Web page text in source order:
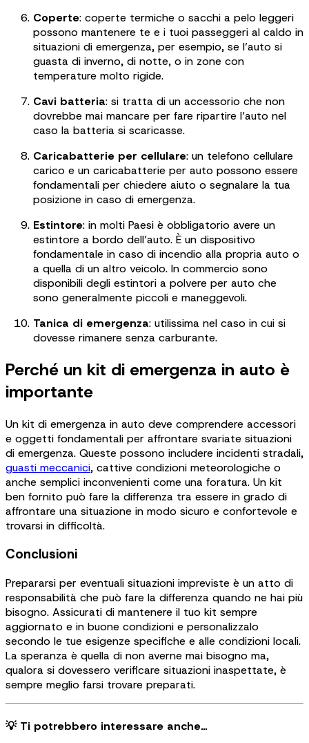
Coperte: coperte termiche o sacchi a pelo leggeri
possono mantenere te e i tuoi passeggeri al caldo in
situazioni di emergenza, per esempio, se l’auto si
guasta di inverno, di notte, o in zone con
temperature molto rigide.
Cavi batteria: si tratta di un accessorio che non
dovrebbe mai mancare per fare ripartire l’auto nel
caso la batteria si scaricasse.
Caricabatterie per cellulare: un telefono cellulare
carico e un caricabatterie per auto possono essere
fondamentali per chiedere aiuto o segnalare la tua
posizione in caso di emergenza.
Estintore: in molti Paesi è obbligatorio avere un
estintore a bordo dell’auto. È un dispositivo
fondamentale in caso di incendio alla propria auto o
a quella di un altro veicolo. In commercio sono
disponibili degli estintori a polvere per auto che
sono generalmente piccoli e maneggevoli.
Tanica di emergenza: utilissima nel caso in cui si
dovesse rimanere senza carburante.
Perché un kit di emergenza in auto è
importante
Un kit di emergenza in auto deve comprendere accessori
e oggetti fondamentali per affrontare svariate situazioni
di emergenza. Queste possono includere incidenti stradali,
guasti meccanici, cattive condizioni meteorologiche o
anche semplici inconvenienti come una foratura. Un kit
ben fornito può fare la differenza tra essere in grado di
affrontare una situazione in modo sicuro e confortevole e
trovarsi in difficoltà.
Conclusioni
Prepararsi per eventuali situazioni impreviste è un atto di
responsabilità che può fare la differenza quando ne hai più
bisogno. Assicurati di mantenere il tuo kit sempre
aggiornato e in buone condizioni e personalizzalo
secondo le tue esigenze specifiche e alle condizioni locali.
La speranza è quella di non averne mai bisogno ma,
qualora si dovessero verificare situazioni inaspettate, è
sempre meglio farsi trovare preparati.
💡 Ti potrebbero interessare anche…